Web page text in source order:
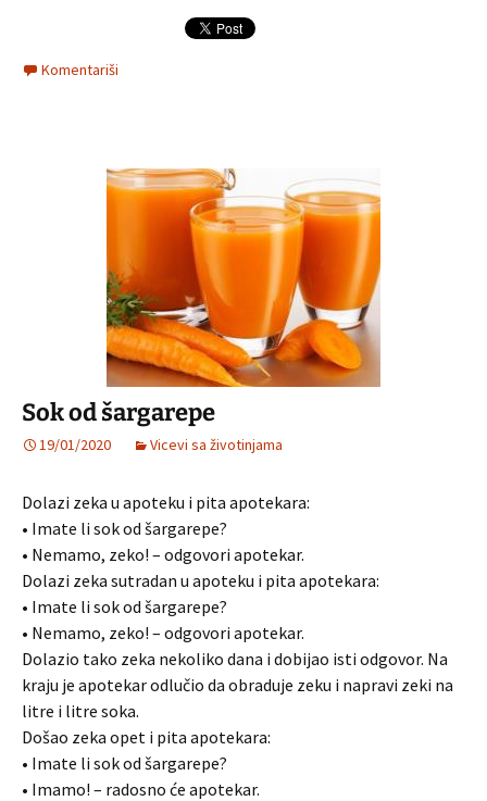
Komentariši
Sok od šargarepe
19/01/2020 Vicevi sa životinjama
Dolazi zeka u apoteku i pita apotekara:
• Imate li sok od šargarepe?
• Nemamo, zeko! – odgovori apotekar.
Dolazi zeka sutradan u apoteku i pita apotekara:
• Imate li sok od šargarepe?
• Nemamo, zeko! – odgovori apotekar.
Dolazio tako zeka nekoliko dana i dobijao isti odgovor. Na
kraju je apotekar odlučio da obraduje zeku i napravi zeki na
litre i litre soka.
Došao zeka opet i pita apotekara:
• Imate li sok od šargarepe?
• Imamo! – radosno će apotekar.